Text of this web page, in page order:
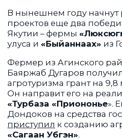
В нынешнем году начнут
проектов еще два
Якутии – фермы
улуса и «Быйаннаах» из
Фермер из Агинского
Баяржаб Дугаров
агротуризма грант на
Он направит его на
«Турбаза «Приононье».
Дондоков на средства
приступил к созданию
«Сагаан Убгэн».